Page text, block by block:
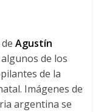
Agustín
de los
de la
Imágenes de
argentina se